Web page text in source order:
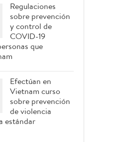
Regulaciones
sobre prevención
y control de
COVID-19
que
Efectúan en
Vietnam curso
sobre prevención
de violencia
estándar